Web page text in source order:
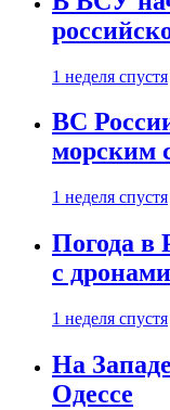
1 неделя спустя
ВС
морским
1 неделя спустя
Погода в
с
1 неделя спустя
На
Одессе